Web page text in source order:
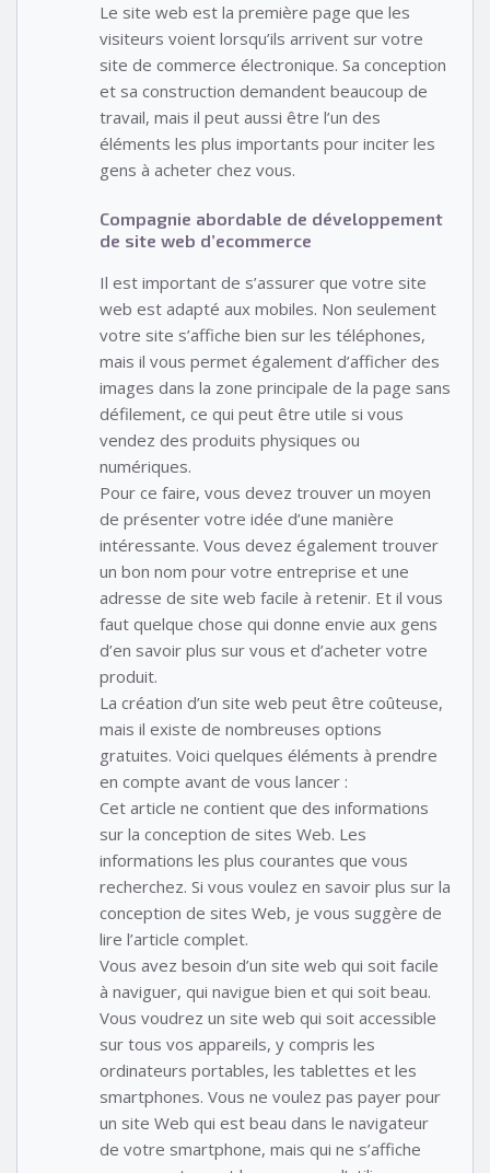
Le site web est la première page que les
visiteurs voient lorsqu’ils arrivent sur votre
site de commerce électronique. Sa conception
et sa construction demandent beaucoup de
travail, mais il peut aussi être l’un des
éléments les plus importants pour inciter les
gens à acheter chez vous.
Compagnie abordable de développement
de site web d’ecommerce
Il est important de s’assurer que votre site
web est adapté aux mobiles. Non seulement
votre site s’affiche bien sur les téléphones,
mais il vous permet également d’afficher des
images dans la zone principale de la page sans
défilement, ce qui peut être utile si vous
vendez des produits physiques ou
numériques.
Pour ce faire, vous devez trouver un moyen
de présenter votre idée d’une manière
intéressante. Vous devez également trouver
un bon nom pour votre entreprise et une
adresse de site web facile à retenir. Et il vous
faut quelque chose qui donne envie aux gens
d’en savoir plus sur vous et d’acheter votre
produit.
La création d’un site web peut être coûteuse,
mais il existe de nombreuses options
gratuites. Voici quelques éléments à prendre
en compte avant de vous lancer :
Cet article ne contient que des informations
sur la conception de sites Web. Les
informations les plus courantes que vous
recherchez. Si vous voulez en savoir plus sur la
conception de sites Web, je vous suggère de
lire l’article complet.
Vous avez besoin d’un site web qui soit facile
à naviguer, qui navigue bien et qui soit beau.
Vous voudrez un site web qui soit accessible
sur tous vos appareils, y compris les
ordinateurs portables, les tablettes et les
smartphones. Vous ne voulez pas payer pour
un site Web qui est beau dans le navigateur
de votre smartphone, mais qui ne s’affiche